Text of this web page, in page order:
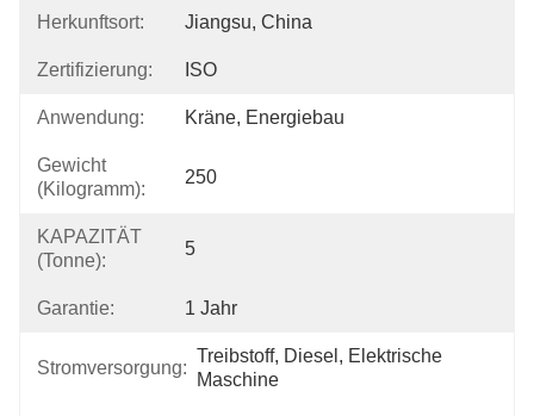
Herkunftsort: Jiangsu, China
Zertifizierung: ISO
Anwendung: Kräne, Energiebau
Gewicht
(Kilogramm):
250
KAPAZITÄT
(Tonne):
5
Garantie: 1 Jahr
Stromversorgung:
Treibstoff, Diesel, Elektrische
Maschine